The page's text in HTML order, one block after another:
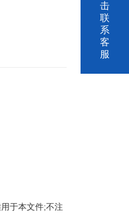
于本文件;不注
击
联
系
客
服